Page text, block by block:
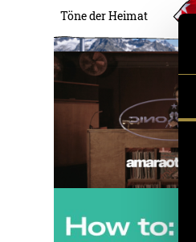
Töne der Heimat